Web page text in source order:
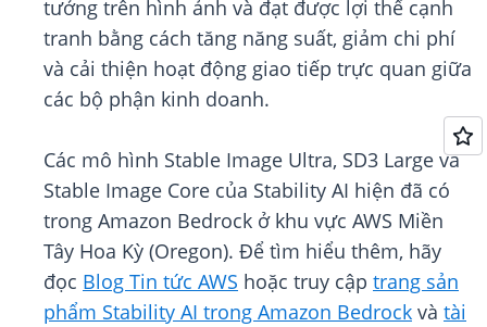
tưởng trên hình ảnh và đạt được lợi thế cạnh
tranh bằng cách tăng năng suất, giảm chi phí
và cải thiện hoạt động giao tiếp trực quan giữa
các bộ phận kinh doanh.
Các mô hình Stable Image Ultra, SD3 Large và
Stable Image Core của Stability AI hiện đã có
trong Amazon Bedrock ở khu vực AWS Miền
Tây Hoa Kỳ (Oregon). Để tìm hiểu thêm, hãy
đọc Blog Tin tức AWS hoặc truy cập trang sản
phẩm Stability AI trong Amazon Bedrock và tài